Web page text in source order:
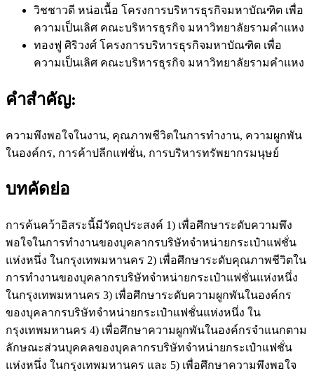
วิชชาวดี หน่อเนื้อ โครงการบริหารธุรกิจมหาบัณฑิต เพื่อ
ความเป็นเลิศ คณะบริหารธุรกิจ มหาวิทยาลัยรามคำแหง
ทองฟู ศิริวงศ์ โครงการบริหารธุรกิจมหาบัณฑิต เพื่อ
ความเป็นเลิศ คณะบริหารธุรกิจ มหาวิทยาลัยรามคำแหง
คำสำคัญ:
ความพึงพอใจในงาน, คุณภาพชีวิตในการทำงาน, ความผูกพัน
ในองค์กร, การค้าปลีกแฟชั่น, การบริหารทรัพยากรมนุษย์
บทคัดย่อ
การค้นคว้าอิสระนี้มีวัตถุประสงค์ 1) เพื่อศึกษาระดับความพึง
พอใจในการทำงานของบุคลากรบริษัทจำหน่ายกระเป๋าแฟชั่น
แห่งหนึ่ง ในกรุงเทพมหานคร 2) เพื่อศึกษาระดับคุณภาพชีวิตใน
การทำงานของบุคลากรบริษัทจำหน่ายกระเป๋าแฟชั่นแห่งหนึ่ง
ในกรุงเทพมหานคร 3) เพื่อศึกษาระดับความผูกพันในองค์กร
ของบุคลากรบริษัทจำหน่ายกระเป๋าแฟชั่นแห่งหนึ่ง ใน
กรุงเทพมหานคร 4) เพื่อศึกษาความผูกพันในองค์กรจำแนกตาม
ลักษณะส่วนบุคคลของบุคลากรบริษัทจำหน่ายกระเป๋าแฟชั่น
แห่งหนึ่ง ในกรุงเทพมหานคร และ 5) เพื่อศึกษาความพึงพอใจ